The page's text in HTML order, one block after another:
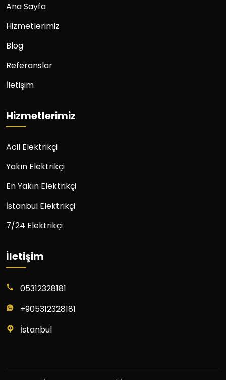
Ana Sayfa
Hizmetlerimiz
Blog
Referanslar
İletişim
Hizmetlerimiz
Acil Elektrikçi
Yakın Elektrikçi
En Yakın Elektrikçi
İstanbul Elektrikçi
7/24 Elektrikçi
İletişim
05312328181
+905312328181
İstanbul